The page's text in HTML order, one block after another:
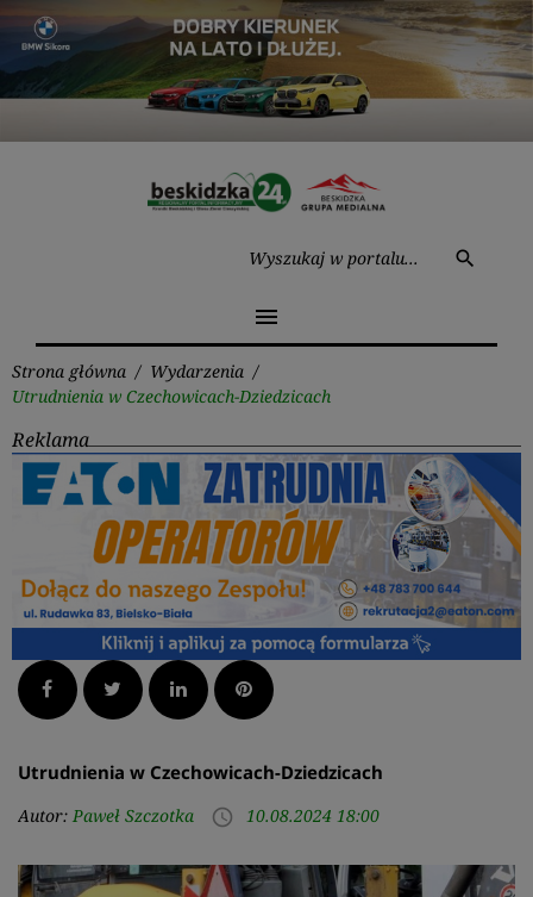
Przejdź
treści
search
menu
Strona główna / Wydarzenia /
Utrudnienia w Czechowicach-Dziedzicach
Reklama
Facebook Twitter LinkedInPinterest
Utrudnienia w Czechowicach-Dziedzicach
Autor: Paweł Szczotka access_time 10.08.2024 18:00